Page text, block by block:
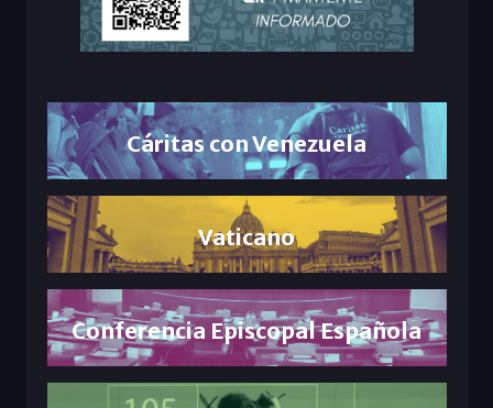
Cáritas con Venezuela
Vaticano
Conferencia Episcopal Española